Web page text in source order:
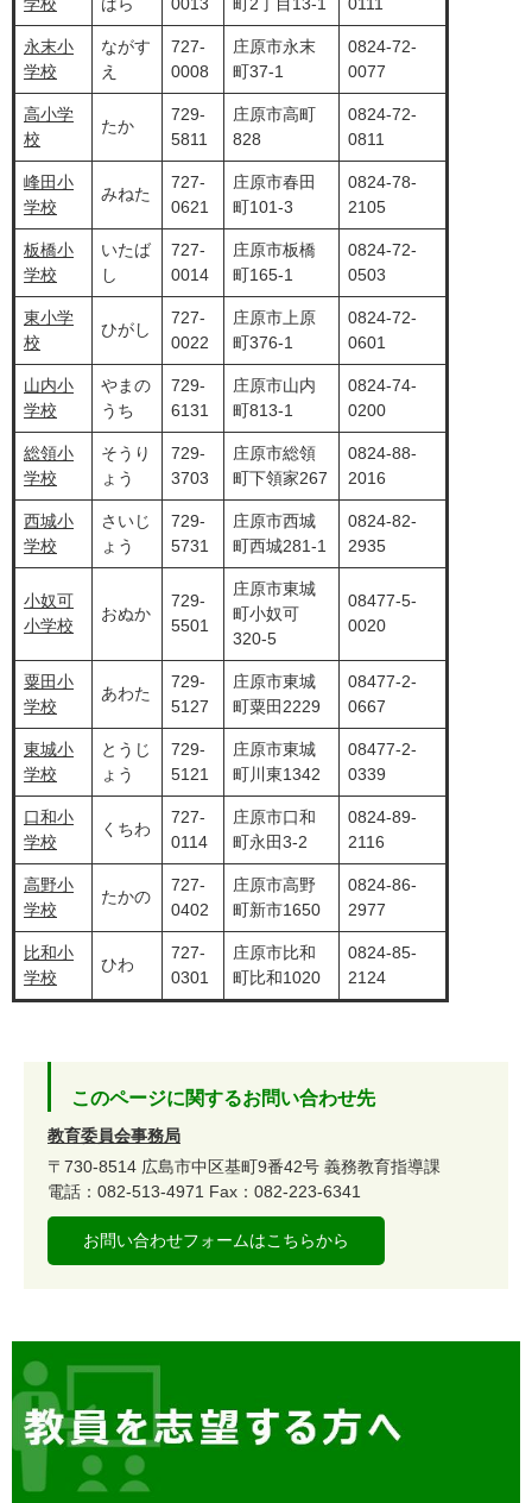
学校 ばら 0013 町2丁目13-1 0111
永末小
学校
ながす
え
727-
0008
庄原市永末
町37-1
0824-72-
0077
高小学
校
たか
729-
5811
庄原市高町
828
0824-72-
0811
峰田小
学校
みねた
727-
0621
庄原市春田
町101-3
0824-78-
2105
板橋小
学校
いたば
し
727-
0014
庄原市板橋
町165-1
0824-72-
0503
東小学
校
ひがし
727-
0022
庄原市上原
町376-1
0824-72-
0601
山内小
学校
やまの
うち
729-
6131
庄原市山内
町813-1
0824-74-
0200
総領小
学校
そうり
ょう
729-
3703
庄原市総領
町下領家267
0824-88-
2016
西城小
学校
さいじ
ょう
729-
5731
庄原市西城
町西城281-1
0824-82-
2935
小奴可
小学校
おぬか
729-
5501
庄原市東城
町小奴可
320-5
08477-5-
0020
粟田小
学校
あわた
729-
5127
庄原市東城
町粟田2229
08477-2-
0667
東城小
学校
とうじ
ょう
729-
5121
庄原市東城
町川東1342
08477-2-
0339
口和小
学校
くちわ
727-
0114
庄原市口和
町永田3-2
0824-89-
2116
高野小
学校
たかの
727-
0402
庄原市高野
町新市1650
0824-86-
2977
比和小
学校
ひわ
727-
0301
庄原市比和
町比和1020
0824-85-
2124
このページに関するお問い合わせ先
教育委員会事務局
〒730-8514 広島市中区基町9番42号 義務教育指導課
電話：082-513-4971 Fax：082-223-6341
お問い合わせフォームはこちらから